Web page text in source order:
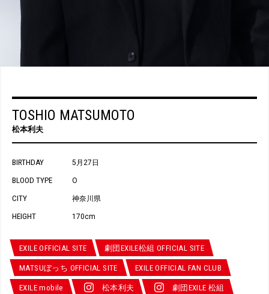
TOSHIO MATSUMOTO
松本利夫
BIRTHDAY 5月27日
BLOOD TYPE O
CITY 神奈川県
HEIGHT 170cm
EXILE OFFICIAL SITE 劇団EXILE松組 OFFICIAL SITE
MATSUぼっち OFFICIAL SITE EXILE OFFICIAL FAN CLUB
EXILE mobile 松本利夫 劇団EXILE 松組